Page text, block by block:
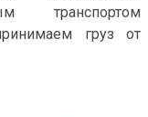
транспортом
груз от